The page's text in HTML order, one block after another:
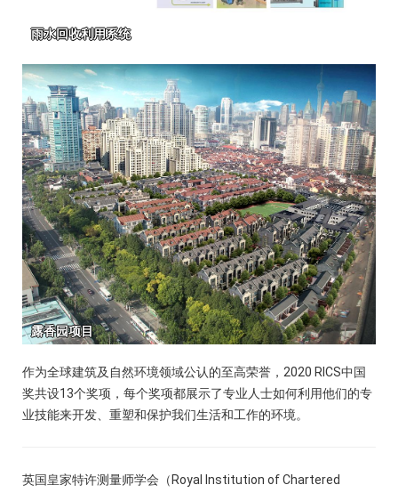
作为全球建筑及自然环境领域公认的至高荣誉，2020 RICS中国
奖共设13个奖项，每个奖项都展示了专业人士如何利用他们的专
业技能来开发、重塑和保护我们生活和工作的环境。
英国皇家特许测量师学会（Royal Institution of Chartered